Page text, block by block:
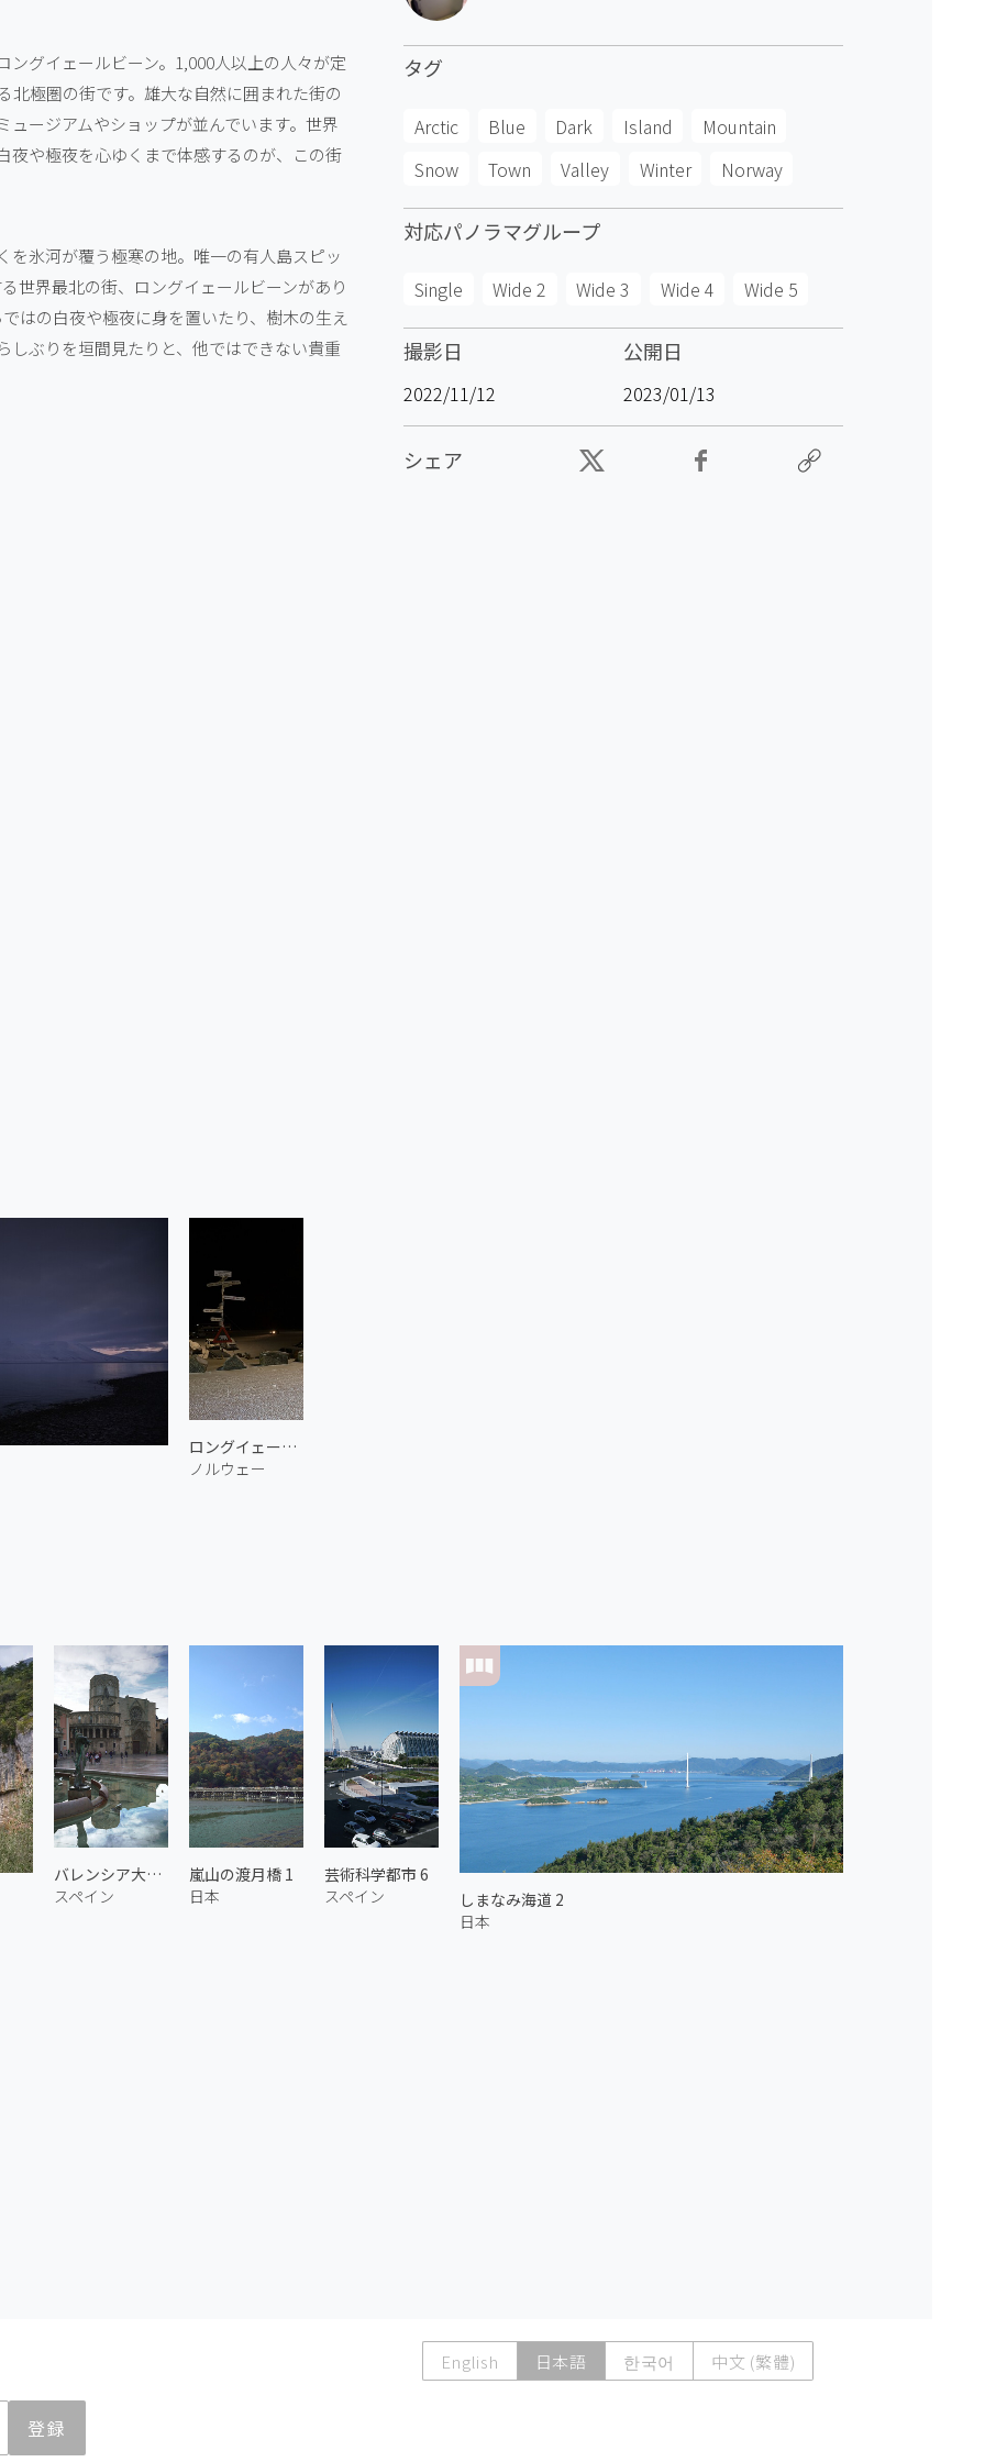
グイェールビーン。1,000人以上の人々が定
極圏の街です。雄大な自然に囲まれた街の
ージアムやショップが並んでいます。世界
や極夜を心ゆくまで体感するのが、この街
氷河が覆う極寒の地。唯一の有人島スピッ
世界最北の街、ロングイェールビーンがあり
はの白夜や極夜に身を置いたり、樹木の生え
ぶりを垣間見たりと、他ではできない貴重
タグ
Arctic Blue Dark Island
Mountain
Snow
Town Valley Winter Norway
対応パノラマグループ
Single Wide 2 Wide 3 Wide 4 Wide 5
撮影日
2022/11/12
公開日
2023/01/13
シェア
ロングイェールビーンのスヴァールバル空港
ノルウェー
バレンシア大聖堂
スペイン
嵐山の渡月橋 1
日本
芸術科学都市 6
スペイン
しまなみ海道 2
日本
English 日本語 한국어 中文 (繁體)
登録